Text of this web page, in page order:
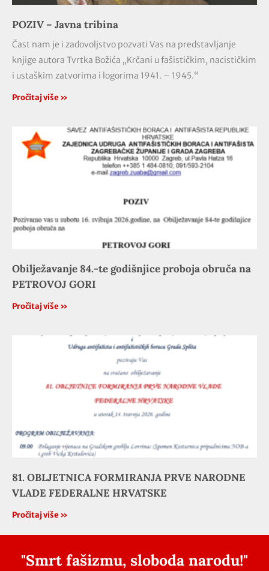
POZIV – Javna tribina
Čast nam je i zadovoljstvo pozvati Vas na predstavljanje
knjige autora Tvrtka Božića „Krčani u fašističkim, nacističkim
i ustaškim zatvorima i logorima 1941. – 1945.“
Pročitaj više »
Obilježavanje 84.-te godišnjice proboja obruča na
PETROVOJ GORI
Pročitaj više »
81. OBLJETNICA FORMIRANJA PRVE NARODNE
VLADE FEDERALNE HRVATSKE
Pročitaj više »
"Smrt fašizmu, sloboda narodu!"